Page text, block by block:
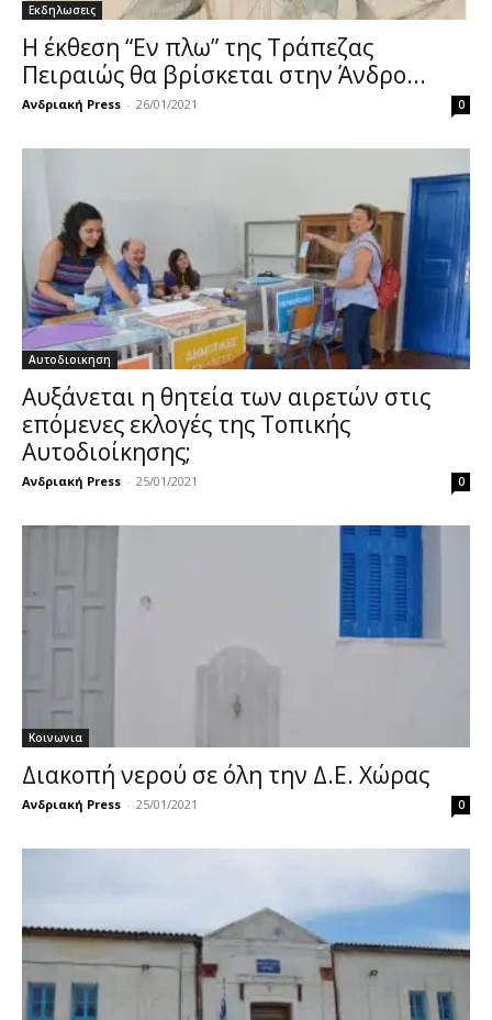
Εκδηλωσεις
Η έκθεση “Εν πλω” της Τράπεζας
Πειραιώς θα βρίσκεται στην Άνδρο...
Ανδριακή Press - 26/01/2021 0
Αυτοδιοικηση
Αυξάνεται η θητεία των αιρετών στις
επόμενες εκλογές της Τοπικής
Αυτοδιοίκησης;
Ανδριακή Press - 25/01/2021 0
Κοινωνια
Διακοπή νερού σε όλη την Δ.Ε. Χώρας
Ανδριακή Press - 25/01/2021 0